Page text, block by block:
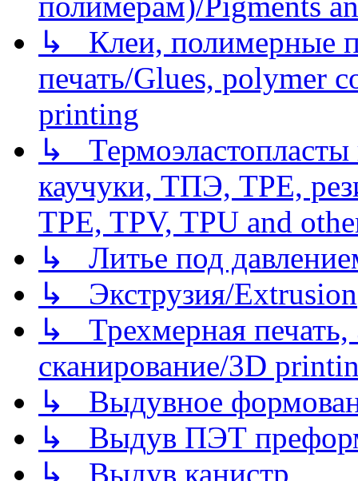
↳ Клеи, полимерные
печать/Glues, polymer
printing
↳
каучуки, ТПЭ, TPE,
TPE, TPV, TPU and
↳ Литье под
↳ Экструзия/Extrusion
↳ Трехмерная
сканирование/3D
↳ Выдувное
↳ Выдув ПЭТ
↳ Выдув канистр